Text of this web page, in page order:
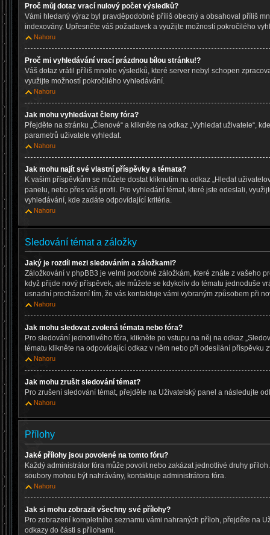
Proč můj dotaz vrací nulový počet výsledků?
Vámi hledaný výraz byl pravděpodobně příliš obecný a obsahoval příliš
indexovány. Upřesněte váš požadavek a využijte možností pokročilého
Nahoru
Proč mi vyhledávání vrací prázdnou bílou stránku!?
Váš dotaz vrátil příliš mnoho výsledků, které server nebyl schopen
využijte možností pokročilého vyhledávání.
Nahoru
Jak mohu vyhledávat členy fóra?
Přejděte na stránku „Členové“ a klikněte na odkaz „Vyhledat uživatele“,
parametrů uživatele vyhledat.
Nahoru
Jak mohu najít své vlastní příspěvky a témata?
K vašim příspěvkům se můžete dostat kliknutím na odkaz „Hledat
panelu, nebo přes váš profil. Pro vyhledání témat, které jste odeslali,
vyhledávání, kde zadáte odpovídající kritéria.
Nahoru
Sledování témat a záložky
Jaký je rozdíl mezi sledováním a záložkami?
Záložkování v phpBB3 je velmi podobné záložkám, které znáte z vašeho
když přijde nový příspěvek, ale můžete se kdykoliv do tématu jednoduše
usnadní procházení tím, že vás kontaktuje vámi vybraným způsobem při
Nahoru
Jak mohu sledovat zvolená témata nebo fóra?
Pro sledování jednotlivého fóra, klikněte po vstupu na něj na odkaz
tématu klikněte na odpovídající odkaz v něm nebo při odesílání příspěvku
Nahoru
Jak mohu zrušit sledování témat?
Pro zrušení sledování témat, přejděte na Uživatelský panel a následujte
Nahoru
Přílohy
Jaké přílohy jsou povolené na tomto fóru?
Každý administrátor fóra může povolit nebo zakázat jednotlivé druhy
soubory mohou být nahrávány, kontaktuje administrátora fóra.
Nahoru
Jak si mohu zobrazit všechny své přílohy?
Pro zobrazení kompletního seznamu vámi nahraných příloh, přejděte na
odkazy do části s přílohami.